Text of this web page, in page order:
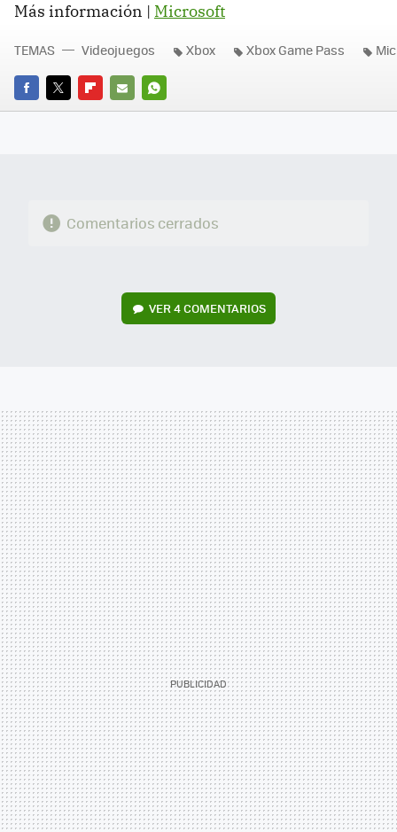
Más información | Microsoft
FACEBOOK
TWITTERFLIPBOARD
E-
WHATSAPP
TEMAS Videojuegos Xbox Xbox Game Pass
Comentarios cerrados
VER 4 COMENTARIOS